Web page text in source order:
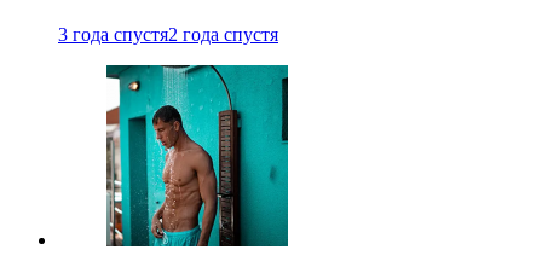
3 года спустя2 года спустя